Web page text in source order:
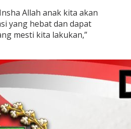
Allah anak kita akan
yang hebat dan dapat
mesti kita lakukan,”